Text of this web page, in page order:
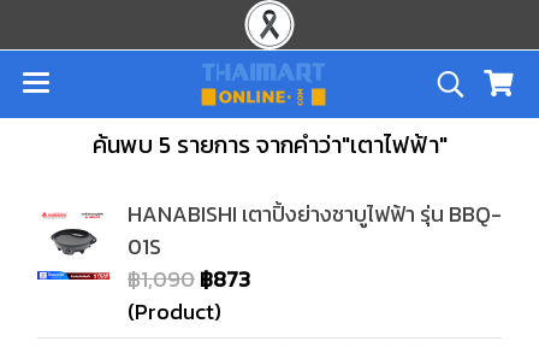
ค้นพบ 5 รายการ จากคำว่า"เตาไฟฟ้า"
HANABISHI เตาปิ้งย่างชาบูไฟฟ้า รุ่น BBQ-
01S
฿1,090฿873
(Product)